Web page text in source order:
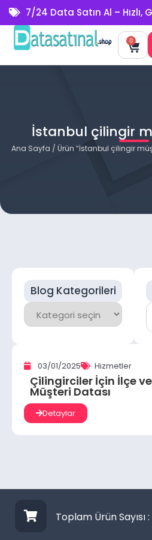
7/24 Data Satın Al – Hızlı,
0
İstanbul çilingir
Ana Sayfa / Ürün “İstanbul çilingir
Blog Kategorileri
03/01/2025 Hizmetler
Çilingirciler İçin İlçe ve
Müşteri Datası
Detaylar
Toplam Ürün Sayısı :